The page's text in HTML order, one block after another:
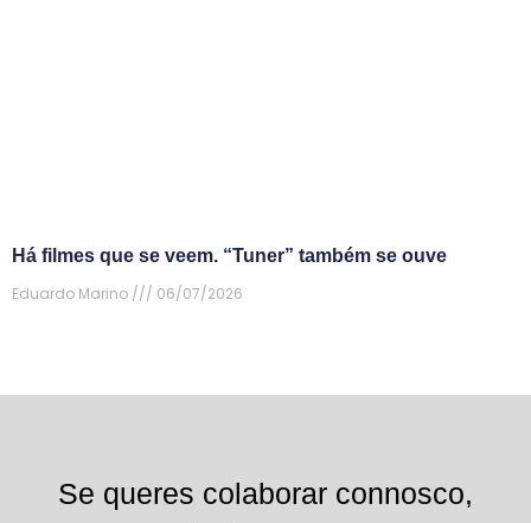
Há filmes que se veem. “Tuner” também se ouve
Eduardo Marino
06/07/2026
Se queres colaborar connosco,